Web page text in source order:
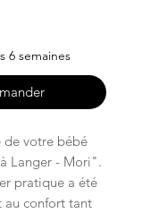
6 semaines
de votre bébé
Langer - Mori".
pratique a été
au confort tant